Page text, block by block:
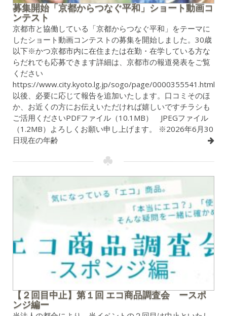
募集開始「京都からつなぐ平和」ショート動画コ
ンテスト
京都市と協働している「京都からつなぐ平和」をテーマに
したショート動画コンテストの募集を開始しました。30歳
以下※かつ京都市内に在住または在勤・在学している方な
らだれでも応募できます詳細は、京都市の報道発表をご覧
ください
https://www.city.kyoto.lg.jp/sogo/page/0000355541.html
以後、必要に応じて報告を追加いたします。口コミそのほ
か、お近くの方にお伝えいただければ嬉しいですチラシも
ご活用くださいPDFファイル（10.1MB） JPEGファイル
（1.2MB）よろしくお願い申し上げます。 ※2026年6月30
日現在の年齢
【２回目中止】第１回 エコ商品調査会 ースポ
ンジ編ー